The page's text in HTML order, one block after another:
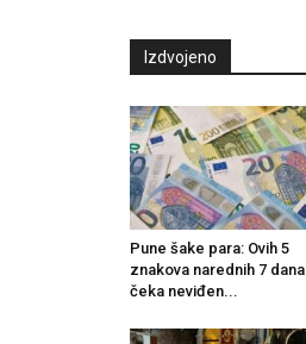
Izdvojeno
Pune šake para: Ovih 5
znakova narednih 7 dana
čeka neviđen...